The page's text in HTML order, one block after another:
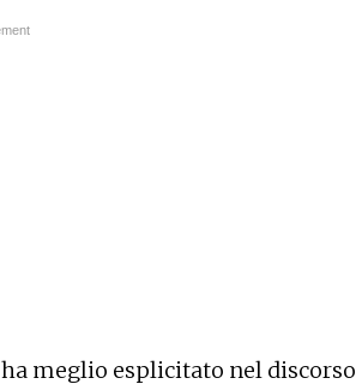
ha meglio esplicitato nel discorso